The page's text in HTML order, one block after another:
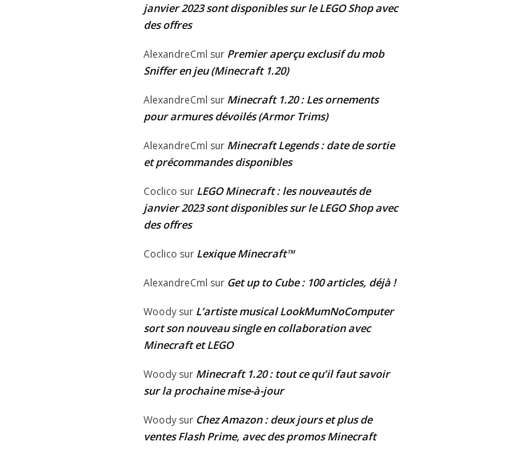
janvier 2023 sont disponibles sur le LEGO Shop avec
des offres
AlexandreCml sur Premier aperçu exclusif du mob
Sniffer en jeu (Minecraft 1.20)
AlexandreCml sur Minecraft 1.20 : Les ornements
pour armures dévoilés (Armor Trims)
AlexandreCml sur Minecraft Legends : date de sortie
et précommandes disponibles
Coclico sur LEGO Minecraft : les nouveautés de
janvier 2023 sont disponibles sur le LEGO Shop avec
des offres
Coclico sur Lexique Minecraft™
AlexandreCml sur Get up to Cube : 100 articles, déjà !
Woody sur L’artiste musical LookMumNoComputer
sort son nouveau single en collaboration avec
Minecraft et LEGO
Woody sur Minecraft 1.20 : tout ce qu’il faut savoir
sur la prochaine mise-à-jour
Woody sur Chez Amazon : deux jours et plus de
ventes Flash Prime, avec des promos Minecraft